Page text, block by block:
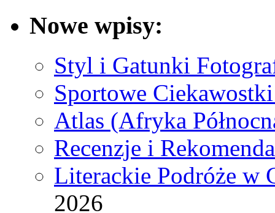
Nowe wpisy:
Styl i Gatunki
Sportowe
Atlas (Afryka
Recenzje i
Literackie Podróże w
2026